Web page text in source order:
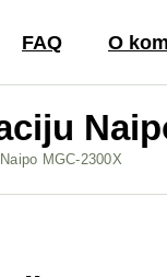
FAQ
Recenzije i
iskustva
Kupovina
O
O
MGC-2300X